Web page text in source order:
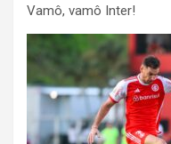
Vamô, vamô Inter!